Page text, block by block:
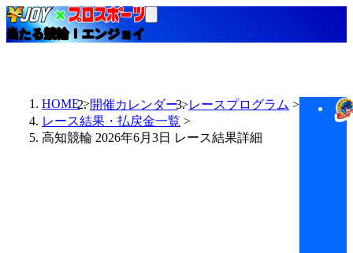
当たる競輪！エンジョイ
HOME 開催カレンダー
レースプログラム
レース結果・払戻金一覧
高知競輪 2026年6月3日 レース結果詳細